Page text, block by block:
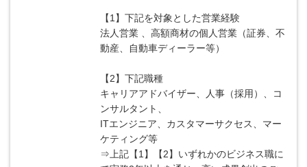
【1】下記を対象とした営業経験
法人営業 、高額商材の個人営業（証券、不
動産、自動車ディーラー等）
【2】下記職種
キャリアアドバイザー、人事（採用）、コ
ンサルタント、
ITエンジニア、カスタマーサクセス、マー
ケティング等
⇒上記【1】【2】いずれかのビジネス職に